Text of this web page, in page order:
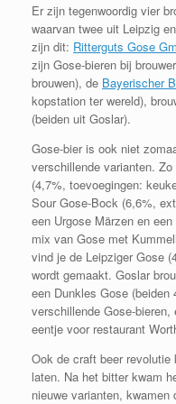
Er zijn tegenwoordig vier
waarvan twee uit Leipzig
zijn dit: Ritterguts Gose
zijn Gose-bieren bij
brouwen), de Bayerischer
kopstation ter wereld),
(beiden uit Goslar).
Gose-bier is ook niet
verschillende varianten.
(4,7%, toevoegingen:
Sour Gose-Bock (6,6%,
een Urgose Märzen en
mix van Gose met
vind je de Leipziger Gose
wordt gemaakt. Goslar
een Dunkles Gose
verschillende Gose-
eentje voor restaurant
Ook de craft beer revolutie
laten. Na het bitter kwam
nieuwe varianten,